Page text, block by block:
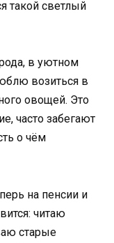
такой светлый
в уютном
возиться в
овощей. Это
часто забегают
о чём
на пенсии и
читаю
старые